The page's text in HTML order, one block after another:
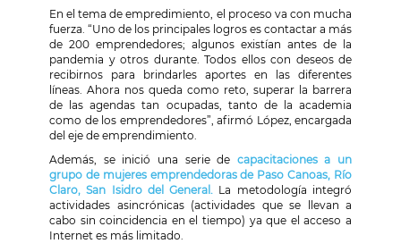
En el tema de empredimiento, el proceso va con mucha
fuerza. “Uno de los principales logros es contactar a más
de 200 emprendedores; algunos existían antes de la
pandemia y otros durante. Todos ellos con deseos de
recibirnos para brindarles aportes en las diferentes
líneas. Ahora nos queda como reto, superar la barrera
de las agendas tan ocupadas, tanto de la academia
como de los emprendedores”, afirmó López, encargada
del eje de emprendimiento.
Además, se inició una serie de capacitaciones a un
grupo de mujeres emprendedoras de Paso Canoas, Río
Claro, San Isidro del General. La metodología integró
actividades asincrónicas (actividades que se llevan a
cabo sin coincidencia en el tiempo) ya que el acceso a
Internet es más limitado.